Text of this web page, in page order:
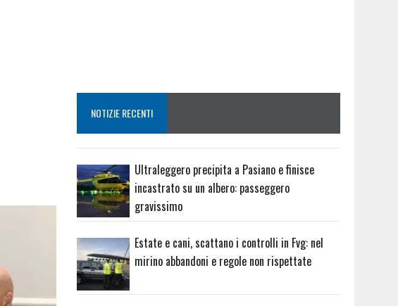
NOTIZIE RECENTI
Ultraleggero precipita a Pasiano e finisce
incastrato su un albero: passeggero
gravissimo
Estate e cani, scattano i controlli in Fvg: nel
mirino abbandoni e regole non rispettate